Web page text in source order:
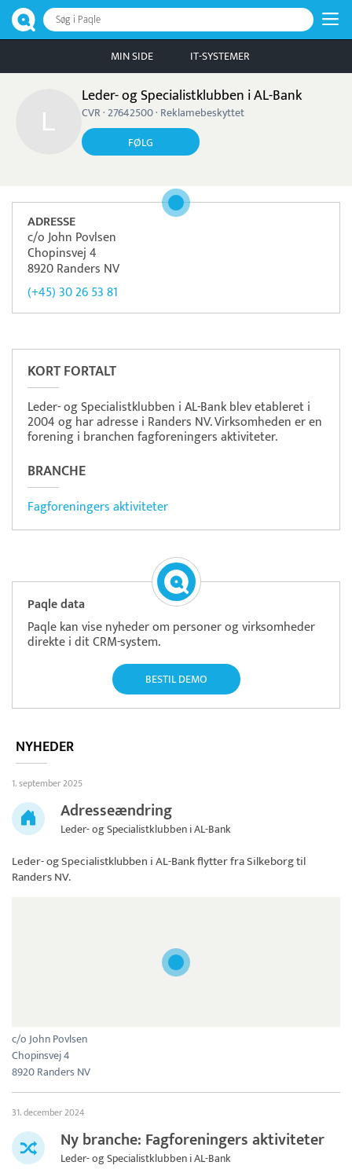
Søg i Paqle
MIN SIDE IT-SYSTEMER
Leder- og Specialistklubben i AL-Bank
CVR · 27642500 · Reklamebeskyttet
FØLG
ADRESSE
c/o John Povlsen
Chopinsvej 4
8920 Randers NV
(+45) 30 26 53 81
KORT FORTALT
Leder- og Specialistklubben i AL-Bank blev etableret i
2004 og har adresse i Randers NV. Virksomheden er en
forening i branchen fagforeningers aktiviteter.
BRANCHE
Fagforeningers aktiviteter
Paqle data
Paqle kan vise nyheder om personer og virksomheder
direkte i dit CRM-system.
BESTIL DEMO
NYHEDER
1. september 2025
Adresseændring
Leder- og Specialistklubben i AL-Bank
Leder- og Specialistklubben i AL-Bankflytter fra Silkeborg til
Randers NV.
c/o John Povlsen
Chopinsvej 4
8920 Randers NV
31. december 2024
Ny branche: Fagforeningers aktiviteter
Leder- og Specialistklubben i AL-Bank